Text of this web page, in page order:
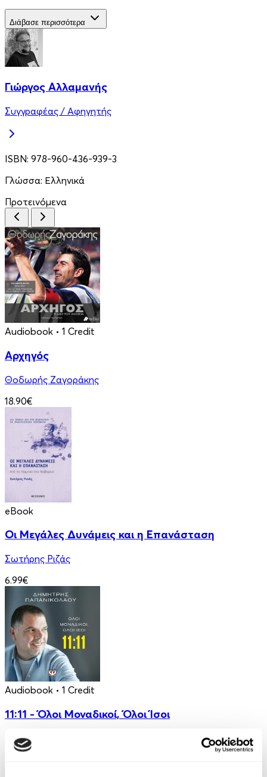
Διάβασε περισσότερα
Γιώργος Αλλαμανής
Συγγραφέας / Αφηγητής
ISBN: 978-960-436-939-3
Γλώσσα: Ελληνικά
Προτεινόμενα
Audiobook • 1 Credit
Αρχηγός
Θοδωρής Ζαγοράκης
18.90€
eBook
Οι Μεγάλες Δυνάμεις και η Επανάσταση
Σωτήρης Ριζάς
6.99€
Audiobook • 1 Credit
11:11 - Όλοι Μοναδικοί, Όλοι Ίσοι
Δημήτρης Παπανικολάου